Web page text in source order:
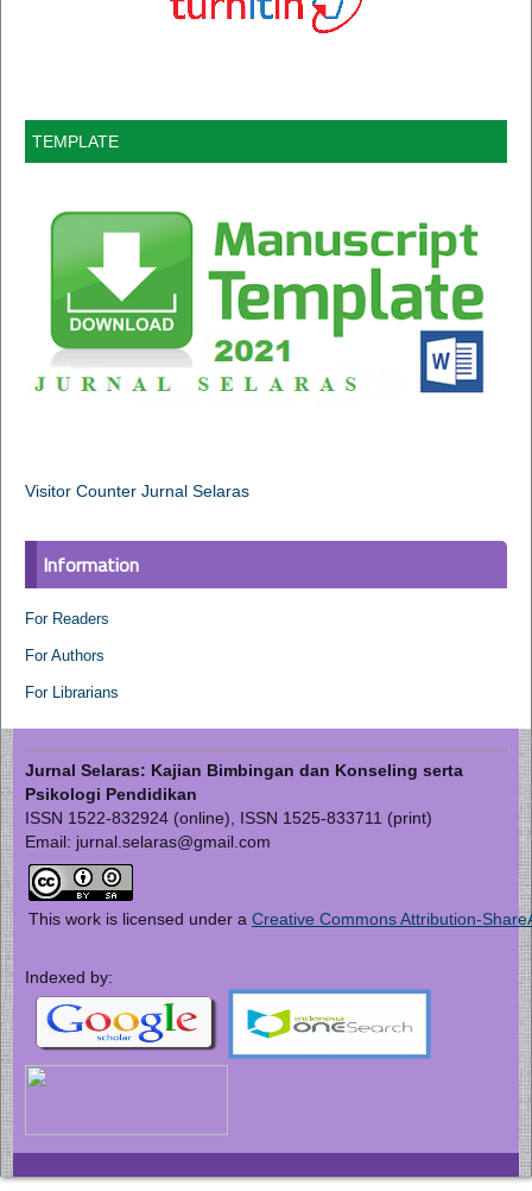
TEMPLATE
Visitor Counter Jurnal Selaras
Information
For Readers
For Authors
For Librarians
Jurnal Selaras: Kajian Bimbingan dan Konseling serta
Psikologi Pendidikan
ISSN 1522-832924 (online), ISSN 1525-833711 (print)
Email: jurnal.selaras@gmail.com
This work is licensed under a Creative Commons Attribution-
Indexed by: